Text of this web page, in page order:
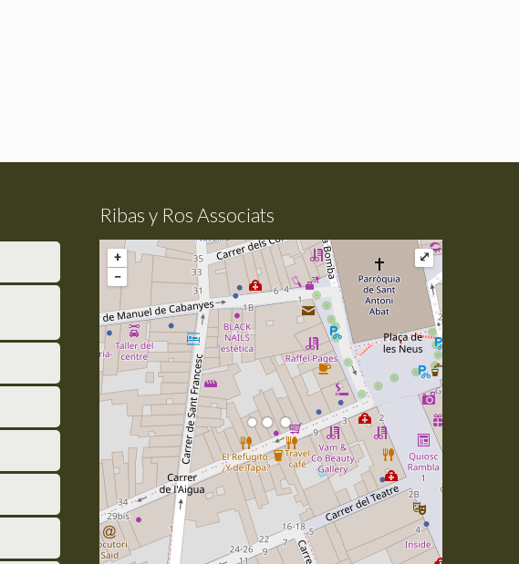
Ribas y Ros Associats
+
−
⤢